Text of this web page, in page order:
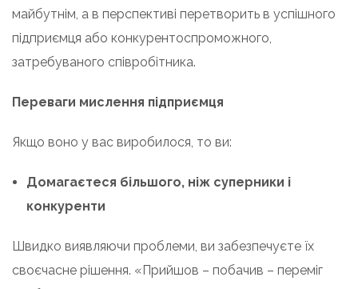
майбутнім, а в перспективі перетворить в успішного
підприємця або конкурентоспроможного,
затребуваного співробітника.
Переваги мислення підприємця
Якщо воно у вас виробилося, то ви:
Домагаєтеся більшого, ніж суперники і
конкуренти
Швидко виявляючи проблеми, ви забезпечуєте їх
своєчасне рішення. «Прийшов – побачив – переміг